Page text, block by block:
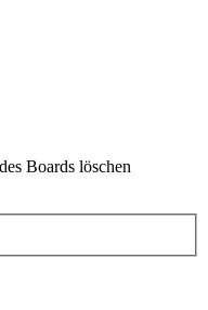
Boards löschen